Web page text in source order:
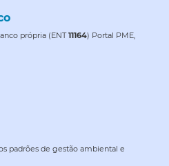
própria (ENT11164) Portal PME,
padrões de gestão ambiental e